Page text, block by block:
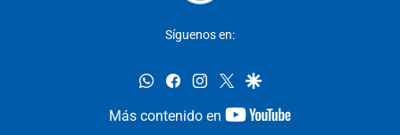
Síguenos en:
whatsappfacebookinstagram
twittergoogle
Más contenido en
youtube-